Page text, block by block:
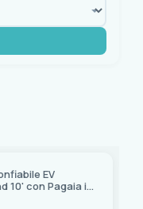
EV
10' con Pagaia in